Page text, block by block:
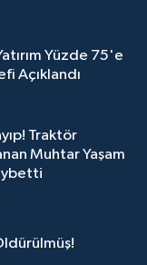
Yüzde 75'e
Açıklandı
Traktör
Muhtar Yaşam